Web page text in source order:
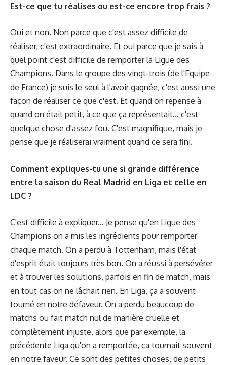
Est-ce que tu réalises ou est-ce encore trop frais ?
Oui et non. Non parce que c'est assez difficile de
réaliser, c'est extraordinaire. Et oui parce que je sais à
quel point c'est difficile de remporter la Ligue des
Champions. Dans le groupe des vingt-trois (de l'Equipe
de France) je suis le seul à l'avoir gagnée, c'est aussi une
façon de réaliser ce que c'est. Et quand on repense à
quand on était petit, à ce que ça représentait... c'est
quelque chose d'assez fou. C'est magnifique, mais je
pense que je réaliserai vraiment quand ce sera fini.
Comment expliques-tu une si grande différence
entre la saison du Real Madrid en Liga et celle en
LDC ?
C'est difficile à expliquer... Je pense qu'en Ligue des
Champions on a mis les ingrédients pour remporter
chaque match. On a perdu à Tottenham, mais l'état
d'esprit était toujours très bon. On a réussi à persévérer
et à trouver les solutions, parfois en fin de match, mais
en tout cas on ne lâchait rien. En Liga, ça a souvent
tourné en notre défaveur. On a perdu beaucoup de
matchs ou fait match nul de manière cruelle et
complètement injuste, alors que par exemple, la
précédente Liga qu'on a remportée, ça tournait souvent
en notre faveur. Ce sont des petites choses, de petits